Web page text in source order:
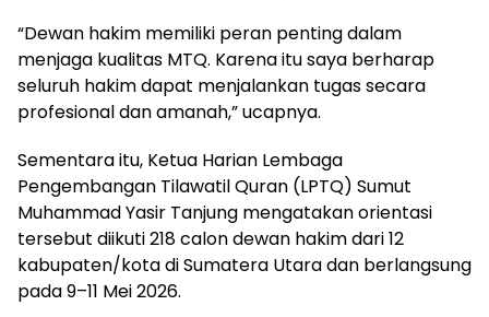
“Dewan hakim memiliki peran penting dalam
menjaga kualitas MTQ. Karena itu saya berharap
seluruh hakim dapat menjalankan tugas secara
profesional dan amanah,” ucapnya.
Sementara itu, Ketua Harian Lembaga
Pengembangan Tilawatil Quran (LPTQ) Sumut
Muhammad Yasir Tanjung mengatakan orientasi
tersebut diikuti 218 calon dewan hakim dari 12
kabupaten/kota di Sumatera Utara dan berlangsung
pada 9–11 Mei 2026.